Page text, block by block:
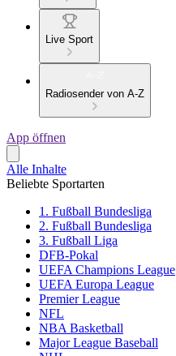
Live Sport
Radiosender von A-Z
App öffnen
Alle Inhalte
Beliebte Sportarten
1. Fußball Bundesliga
2. Fußball Bundesliga
3. Fußball Liga
DFB-Pokal
UEFA Champions League
UEFA Europa League
Premier League
NFL
NBA Basketball
Major League Baseball